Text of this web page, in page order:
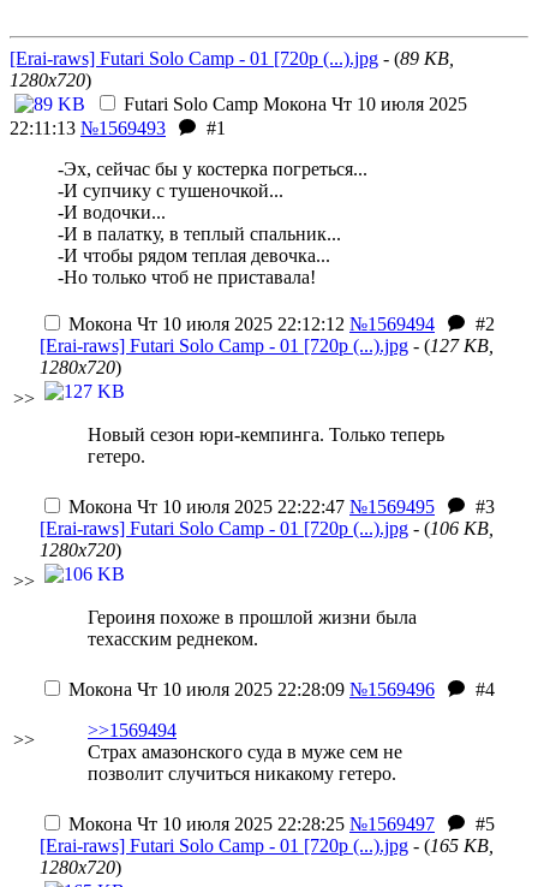
[Erai-raws] Futari Solo Camp - 01 [720p (...).jpg - (89 KB,
1280x720)
Futari Solo Camp Мокона Чт 10 июля 2025
22:11:13 №1569493
#1
-Эх, сейчас бы у костерка погреться...
-И супчику с тушеночкой...
-И водочки...
-И в палатку, в теплый спальник...
-И чтобы рядом теплая девочка...
-Но только чтоб не приставала!
>>
Мокона Чт 10 июля 2025 22:12:12 №1569494
#2
[Erai-raws] Futari Solo Camp - 01 [720p (...).jpg - (127 KB,
1280x720)
Новый сезон юри-кемпинга. Только теперь
гетеро.
>>
Мокона Чт 10 июля 2025 22:22:47 №1569495
#3
[Erai-raws] Futari Solo Camp - 01 [720p (...).jpg - (106 KB,
1280x720)
Героиня похоже в прошлой жизни была
техасским реднеком.
>>
Мокона Чт 10 июля 2025 22:28:09 №1569496
#4
>>1569494
Страх амазонского суда в муже сем не
позволит случиться никакому гетеро.
Мокона Чт 10 июля 2025 22:28:25 №1569497
#5
[Erai-raws] Futari Solo Camp - 01 [720p (...).jpg - (165 KB,
1280x720)